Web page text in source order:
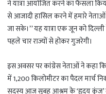
ने यात्रा आयोजित करने का फैसला
से आजादी हासिल करने में हमारे नेताओं
जा सके।’’ यह यात्रा एक जून को
पहले चार राज्यों से होकर गुजरेगी।
इस अवसर पर कांग्रेस नेताओं ने कहा
में 1,200 किलोमीटर का पैदल मार्च
सदस्य आज सुबह आश्रम के ‘हृदय कुंज’ में